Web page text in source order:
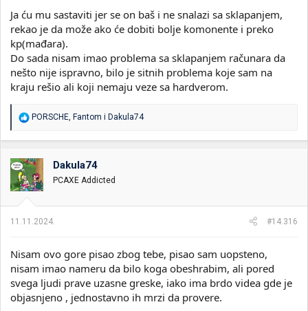
Ja ću mu sastaviti jer se on baš i ne snalazi sa sklapanjem,
rekao je da može ako će dobiti bolje komonente i preko
kp(mađara).
Do sada nisam imao problema sa sklapanjem računara da
nešto nije ispravno, bilo je sitnih problema koje sam na
kraju rešio ali koji nemaju veze sa hardverom.
R
o
a
n
:
PORSCHE Fantom i Dakula74
Dakula74
PCAXE Addicted
11.11.2024. #14.316
Nisam ovo gore pisao zbog tebe, pisao sam uopsteno,
nisam imao nameru da bilo koga obeshrabim, ali pored
svega ljudi prave uzasne greske, iako ima brdo videa gde je
objasnjeno , jednostavno ih mrzi da provere.